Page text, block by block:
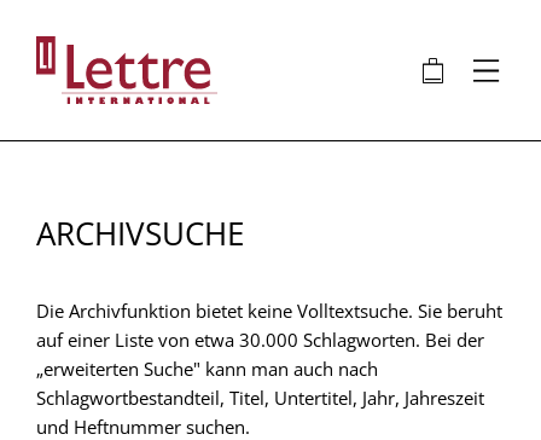
Inhalt
🛍 ⋮
ARCHIVSUCHE
Die Archivfunktion bietet keine Volltextsuche. Sie beruht
auf einer Liste von etwa 30.000 Schlagworten. Bei der
„erweiterten Suche" kann man auch nach
Schlagwortbestandteil, Titel, Untertitel, Jahr, Jahreszeit
und Heftnummer suchen.